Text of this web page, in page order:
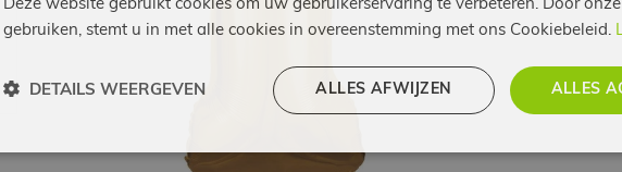
Deze website gebruikt cookies om uw gebruikerservaring te verbeteren. Door
gebruiken, stemt u in met alle cookies in overeenstemming met ons Cookiebeleid.
ALLES
ALLES AFWIJZEN
DETAILS WEERGEVEN